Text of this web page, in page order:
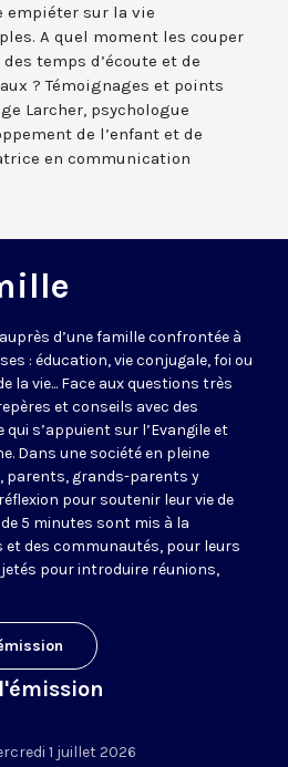
empiéter sur la vie
A quel moment les couper
temps d’écoute et de
? Témoignages et points
Larcher, psychologue
de l’enfant et de
en communication
d’une famille confrontée à
: éducation, vie conjugale, foi ou
la vie... Face aux questions très
et conseils avec des
s’appuient sur l’Evangile et
Dans une société en pleine
parents, grands-parents y
pour soutenir leur vie de
5 minutes sont mis à la
des communautés, pour leurs
pour introduire réunions,
1 juillet 2026